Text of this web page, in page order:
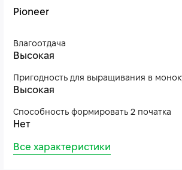
Pioneer
Влагоотдача
Высокая
Пригодность для выращивания в
Высокая
Способность формировать 2 початка
Нет
Все характеристики